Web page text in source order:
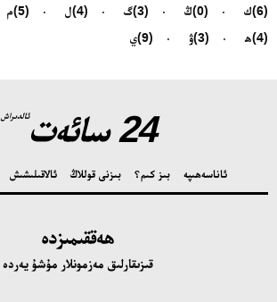
ك
(6) ڭ (0) گ (3) ل (4) م (5)
ھ
(4) ۋ (3) ي (9)
24 سائەت ئالدىراش
ئاناسەھىپە بىز كىم؟ بىزنى قوللاڭ ئالاقىلىشىش
ھەققىمىزدە
قىزىقارلىق مەزمونلار مۇشۇ يەردە